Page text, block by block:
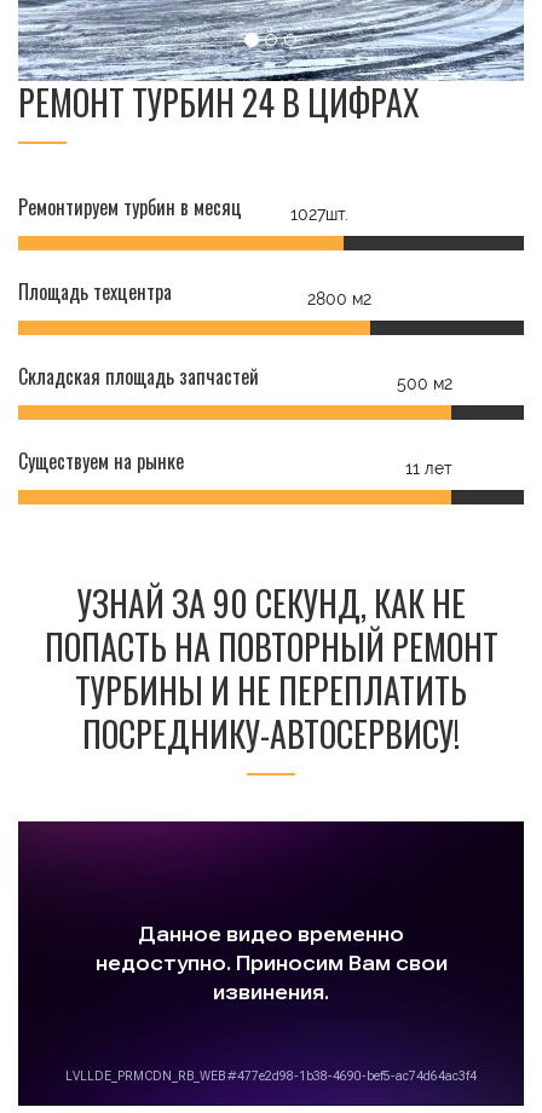
РЕМОНТ ТУРБИН 24 В ЦИФРАХ
Ремонтируем турбин в месяц 1027шт.
Площадь техцентра 2800 м2
Складская площадь запчастей 500 м2
Существуем на рынке 11 лет
УЗНАЙ ЗА 90 СЕКУНД, КАК НЕ
ПОПАСТЬ НА ПОВТОРНЫЙ РЕМОНТ
ТУРБИНЫ И НЕ ПЕРЕПЛАТИТЬ
ПОСРЕДНИКУ-АВТОСЕРВИСУ!